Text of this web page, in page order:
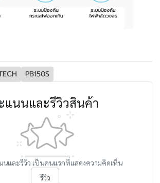
PB150S
แนนและรีวิวสินค้า
นและรีวิว เป็นคนแรกที่แสดงความคิดเห็น
รีวิว